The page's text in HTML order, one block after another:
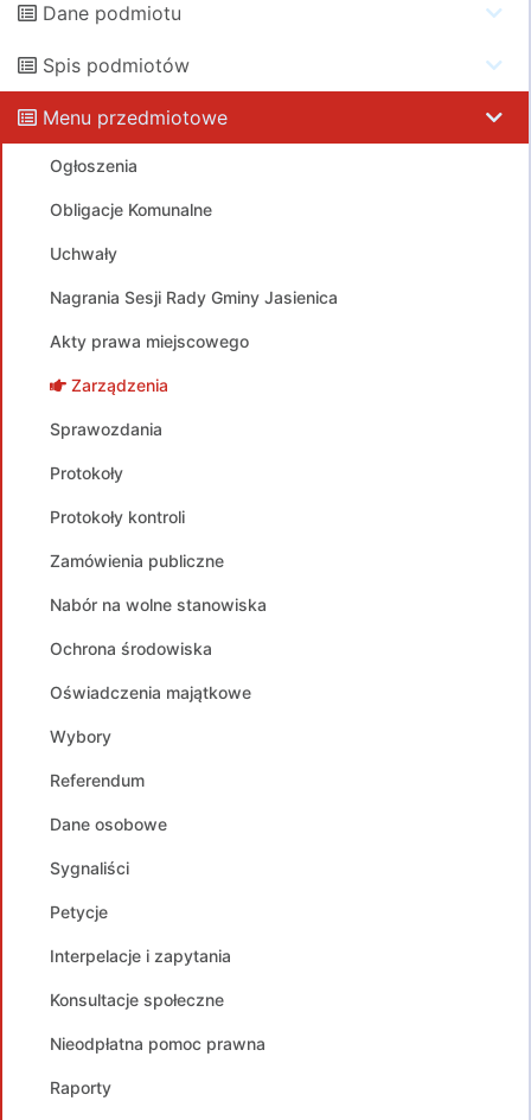
Dane podmiotu
Spis podmiotów
Menu przedmiotowe
Ogłoszenia
Obligacje Komunalne
Uchwały
Nagrania Sesji Rady Gminy Jasienica
Akty prawa miejscowego
Zarządzenia
Sprawozdania
Protokoły
Protokoły kontroli
Zamówienia publiczne
Nabór na wolne stanowiska
Ochrona środowiska
Oświadczenia majątkowe
Wybory
Referendum
Dane osobowe
Sygnaliści
Petycje
Interpelacje i zapytania
Konsultacje społeczne
Nieodpłatna pomoc prawna
Raporty